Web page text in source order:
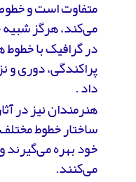
متفاوت است و
می‌کند، هرگز
در گرافیک با خطوط
پراکندگی، دوری و
داد .
هنرمندان نیز در
ساختار خطوط
خود بهره می‌گیرند
می‌کنند.